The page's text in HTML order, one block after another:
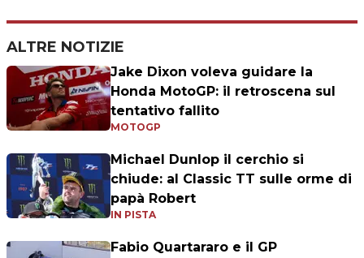
ALTRE NOTIZIE
Jake Dixon voleva guidare la
Honda MotoGP: il retroscena sul
tentativo fallito
MOTOGP
Michael Dunlop il cerchio si
chiude: al Classic TT sulle orme di
papà Robert
IN PISTA
Fabio Quartararo e il GP